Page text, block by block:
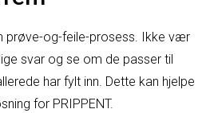
prøve-og-feile-prosess. Ikke vær
svar og se om de passer til
har fylt inn. Dette kan hjelpe
for PRIPPENT.